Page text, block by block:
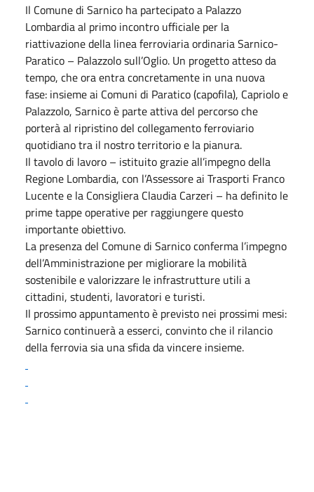
Il Comune di Sarnico ha partecipato a Palazzo
Lombardia al primo incontro ufficiale per la
riattivazione della linea ferroviaria ordinaria Sarnico-
Paratico – Palazzolo sull’Oglio. Un progetto atteso da
tempo, che ora entra concretamente in una nuova
fase: insieme ai Comuni di Paratico (capofila), Capriolo e
Palazzolo, Sarnico è parte attiva del percorso che
porterà al ripristino del collegamento ferroviario
quotidiano tra il nostro territorio e la pianura.
Il tavolo di lavoro – istituito grazie all’impegno della
Regione Lombardia, con l’Assessore ai Trasporti Franco
Lucente e la Consigliera Claudia Carzeri – ha definito le
prime tappe operative per raggiungere questo
importante obiettivo.
La presenza del Comune di Sarnico conferma l’impegno
dell’Amministrazione per migliorare la mobilità
sostenibile e valorizzare le infrastrutture utili a
cittadini, studenti, lavoratori e turisti.
Il prossimo appuntamento è previsto nei prossimi mesi:
Sarnico continuerà a esserci, convinto che il rilancio
della ferrovia sia una sfida da vincere insieme.